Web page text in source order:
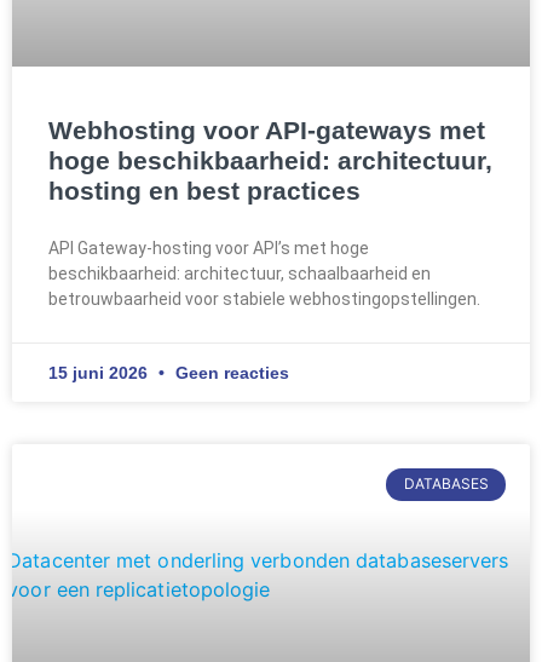
Webhosting voor API-gateways met
hoge beschikbaarheid: architectuur,
hosting en best practices
API Gateway-hosting voor API’s met hoge
beschikbaarheid: architectuur, schaalbaarheid en
betrouwbaarheid voor stabiele webhostingopstellingen.
15 juni 2026 Geen reacties
DATABASES